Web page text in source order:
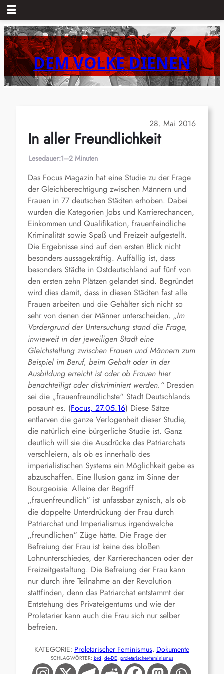
Zum
Inhalt
springenDEM VOLKE DIENEN
28. Mai 2016
In aller Freundlichkeit
Lesedauer:1–2 Minuten
Das Focus Magazin hat eine Studie zu der Frage
der Gleichberechtigung zwischen Männern und
Frauen in 77 deutschen Städten erhoben. Dabei
wurden die Kategorien Jobs und Karrierechancen,
Einkommen und Qualifikation, frauenfeindliche
Kriminalität sowie Spaß und Freizeit aufgestellt.
Die Ergebnisse sind auf den ersten Blick nicht
besonders aussagekräftig. Auffällig ist, dass
besonders Städte in Ostdeutschland auf fünf von
den ersten zehn Plätzen gelandet sind. Begründet
wird dies damit, dass in diesen Städten fast alle
Frauen arbeiten und die Gehälter sich nicht so
sehr von denen der Männer unterscheiden. „Im
Vordergrund der Untersuchung stand die Frage,
inwieweit in der jeweiligen Stadt eine
Gleichstellung zwischen Frauen und Männern zum
Beispiel im Beruf, beim Gehalt oder in der
Ausbildung erreicht ist oder ob Frauen hier
benachteiligt oder diskriminiert werden.“Dresden
sei die „frauenfreundlichste“ Stadt Deutschlands
posaunt es. (Focus, 27.05.16) Diese Sätze
entlarven die ganze Verlogenheit dieser Studie,
die natürlich eine bürgerliche Studie ist. Ganz
deutlich will sie die Ausdrücke des Patriarchats
verschleiern, als ob es innerhalb des
imperialistischen Systems ein Möglichkeit gebe es
abzuschaffen. Eine llusion ganz im Sinne der
Bourgeoisie. Alleine der Begriff
„frauenfreundlich“ ist unfassbar zynisch, als ob
die doppelte Unterdrückung der Frau durch
Patriarchat und Imperialismus irgendwelche
„freundlichen“ Züge hätte. Die Frage der
Befreiung der Frau ist keine des bloßen
Lohnunterschiedes, der Karrierechancen oder der
Freizeitgestaltung. Die Befreiung der Frau kann
nur durch ihre Teilnahme an der Revolution
stattfinden, denn das Patriarchat entstammt der
Entstehung des Privateigentums und wie der
Proletarier kann auch die Frau sich nur selber
befreien.
KATEGORIE: Proletarischer Feminismus, Dokumente
SCHLAGWÖRTER: brd, de-DE, proletarischer-feminismus